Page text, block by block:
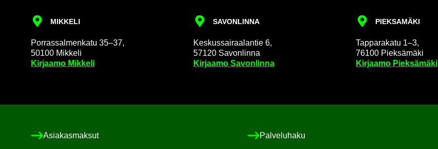
MIK­KE­LI
Por­ras­sal­men­ka­tu 35–37,
50100 Mik­ke­li
Kir­jaa­mo Mik­ke­li
SA­VON­LIN­NA
Kes­kus­sai­raa­lan­tie 6,
57120 Sa­von­lin­na
Kir­jaa­mo Sa­von­lin­na
PIEK­SA­MÄ­KI
Tap­pa­ra­ka­tu 1–3,
76100 Piek­sä­mä­ki
Kir­jaa­mo Piek­sä­mä­ki
Asia­kas­mak­sut Pal­ve­lu­ha­ku